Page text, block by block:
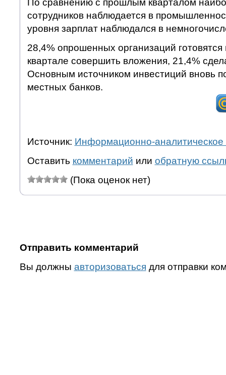
сотрудников наблюдается в
уровня зарплат наблюдался в
28,4% опрошенных организаций
квартале совершить вложения, 21,4%
Основным источником инвестиций вновь
местных банков.
Источник: Информационно-аналитическое
Оставить комментарий или обратную
(Пока оценок нет)
Отправить комментарий
Вы должны авторизоваться для отправки